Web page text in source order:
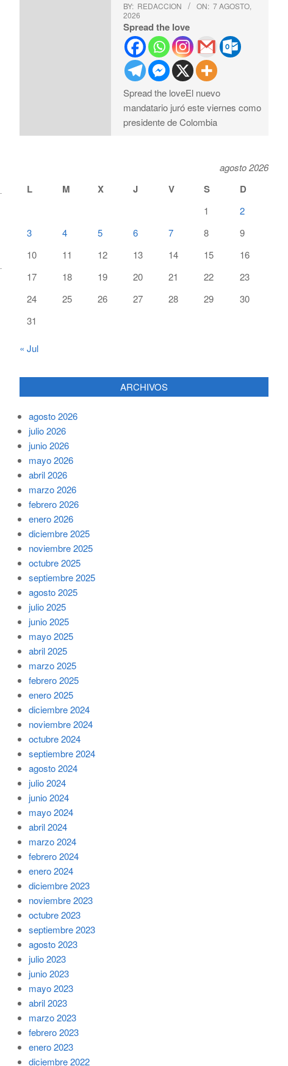
BY: REDACCION ON: 7 AGOSTO,
2026
Spread the love
Spread the loveEl nuevo
mandatario juró este viernes como
presidente de Colombia
agosto 2026
L M X J V S D
1
2
3
4 5 6 7 8
9
10
11 12 13 14 15
16
17
18 19 20 21 22
23
24
25 26 27 28 29
30
31
« Jul
ARCHIVOS
agosto 2026
julio 2026
junio 2026
mayo 2026
abril 2026
marzo 2026
febrero 2026
enero 2026
diciembre 2025
noviembre 2025
octubre 2025
septiembre 2025
agosto 2025
julio 2025
junio 2025
mayo 2025
abril 2025
marzo 2025
febrero 2025
enero 2025
diciembre 2024
noviembre 2024
octubre 2024
septiembre 2024
agosto 2024
julio 2024
junio 2024
mayo 2024
abril 2024
marzo 2024
febrero 2024
enero 2024
diciembre 2023
noviembre 2023
octubre 2023
septiembre 2023
agosto 2023
julio 2023
junio 2023
mayo 2023
abril 2023
marzo 2023
febrero 2023
enero 2023
diciembre 2022